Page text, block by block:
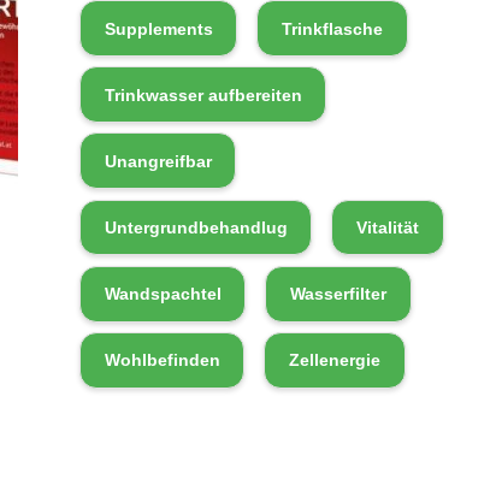
Supplements Trinkflasche
Trinkwasser aufbereiten
Unangreifbar
Untergrundbehandlug Vitalität
Wandspachtel Wasserfilter
Wohlbefinden Zellenergie